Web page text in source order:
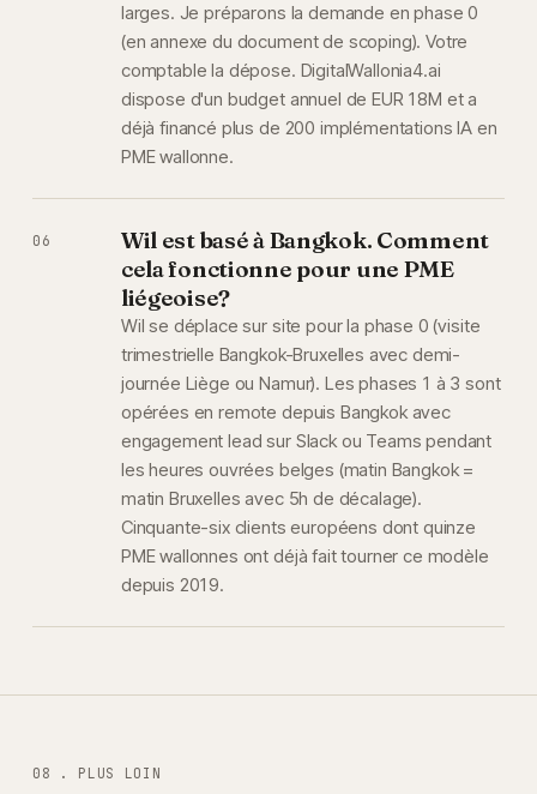
larges. Je préparons la demande en phase 0
(en annexe du document de scoping). Votre
comptable la dépose. DigitalWallonia4.ai
dispose d'un budget annuel de EUR 18M et a
déjà financé plus de 200 implémentations IA en
PME wallonne.
06
Wil est basé à Bangkok. Comment
cela fonctionne pour une PME
liégeoise?
Wil se déplace sur site pour la phase 0 (visite
trimestrielle Bangkok-Bruxelles avec demi-
journée Liège ou Namur). Les phases 1 à 3 sont
opérées en remote depuis Bangkok avec
engagement lead sur Slack ou Teams pendant
les heures ouvrées belges (matin Bangkok =
matin Bruxelles avec 5h de décalage).
Cinquante-six clients européens dont quinze
PME wallonnes ont déjà fait tourner ce modèle
depuis 2019.
08 . PLUS LOIN